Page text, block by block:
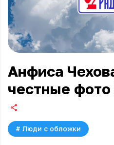
Анфиса
честные
# Люди с обложки